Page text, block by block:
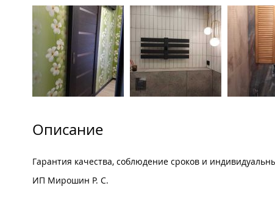
Описание
Гарантия качества, соблюдение сроков и
ИП Мирошин Р. С.